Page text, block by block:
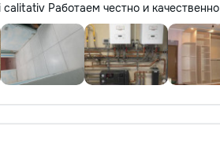
Работаем честно и качественно